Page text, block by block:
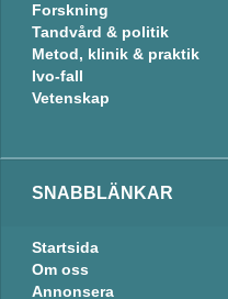
Forskning
Tandvård & politik
Metod, klinik & praktik
Ivo-fall
Vetenskap
SNABBLÄNKAR
Startsida
Om oss
Annonsera